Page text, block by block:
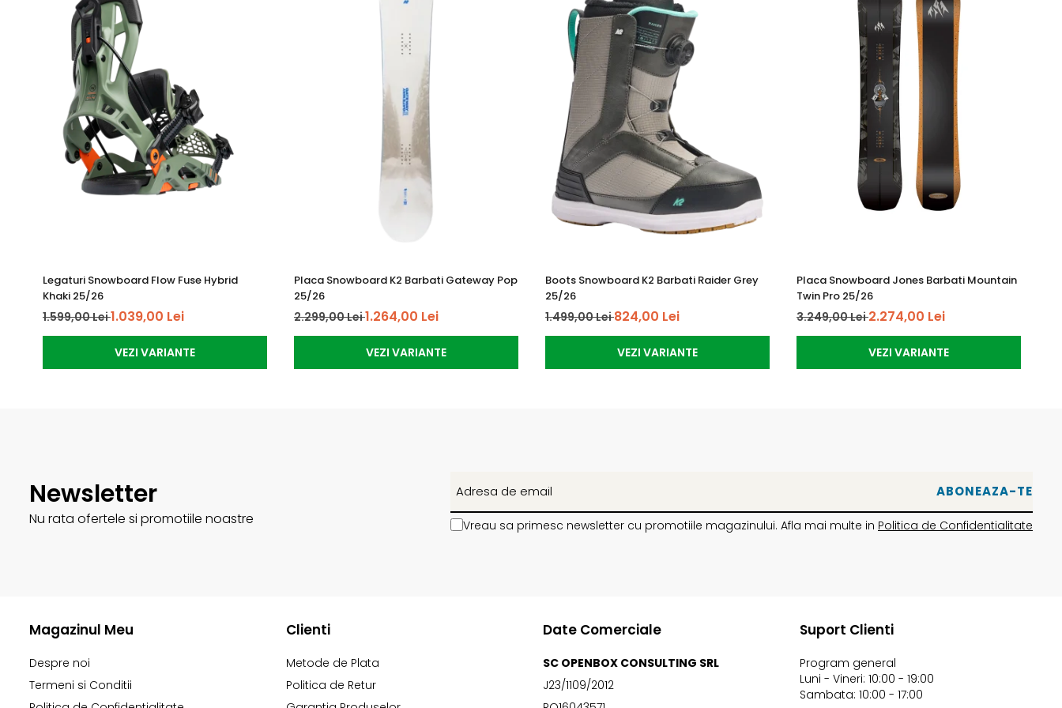
Legaturi Snowboard Flow Fuse Hybrid
Khaki 25/26
1.599,00 Lei1.039,00 Lei
VEZI VARIANTE
Placa Snowboard K2 Barbati Gateway Pop
25/26
2.299,00 Lei1.264,00 Lei
VEZI VARIANTE
Boots Snowboard K2 Barbati Raider Grey
25/26
1.499,00 Lei824,00 Lei
VEZI VARIANTE
Placa Snowboard Jones Barbati Mountain
Twin Pro 25/26
3.249,00 Lei2.274,00 Lei
VEZI VARIANTE
Newsletter
Nu rata ofertele si promotiile noastre Vreau sa primesc newsletter cu promotiile magazinului. Afla mai multe in Politica de Confidentialitate
Magazinul Meu
Despre noi
Termeni si Conditii
Clienti
Metode de Plata
Politica de Retur
Date Comerciale
SC OPENBOX CONSULTING SRL
J23/1109/2012
Suport Clienti
Program general
Luni - Vineri: 10:00 - 19:00
Sambata: 10:00 - 17:00